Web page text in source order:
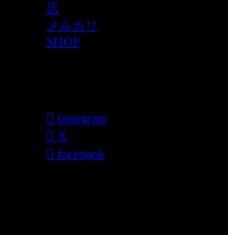
店
メルカリ
SHOP
instagram
X
facebook